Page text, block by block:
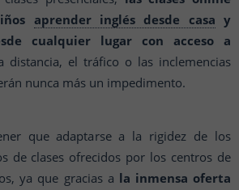
aprender inglés desde casa y
cualquier lugar con acceso a
distancia, el tráfico o las inclemencias
nunca más un impedimento.
que adaptarse a la rigidez de los
de clases ofrecidos por los centros de
ya que gracias a la inmensa oferta